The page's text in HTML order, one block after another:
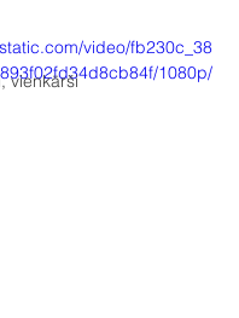
vienkārši
video/fb230c_38
1080p/